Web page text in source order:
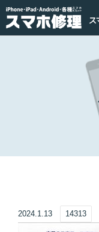
2024.1.13 14313